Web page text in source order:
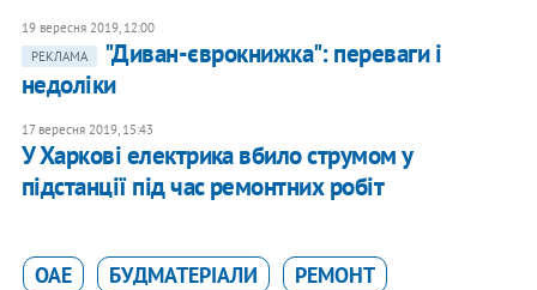
19 вересня 2019, 12:00
РЕКЛАМА
"Диван-єврокнижка": переваги і
недоліки
17 вересня 2019, 15:43
У Харкові електрика вбило струмом у
підстанції під час ремонтних робіт
ОАЕ БУДМАТЕРІАЛИ
РЕМОНТ